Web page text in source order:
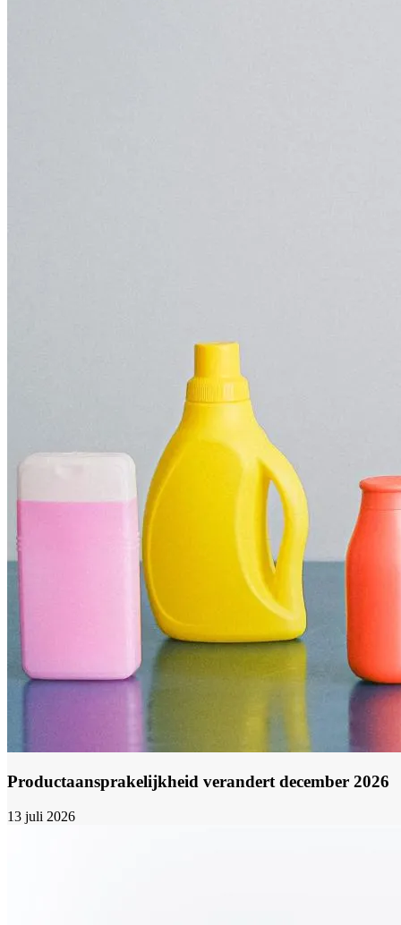
Productaansprakelijkheid verandert december 2026
13 juli 2026